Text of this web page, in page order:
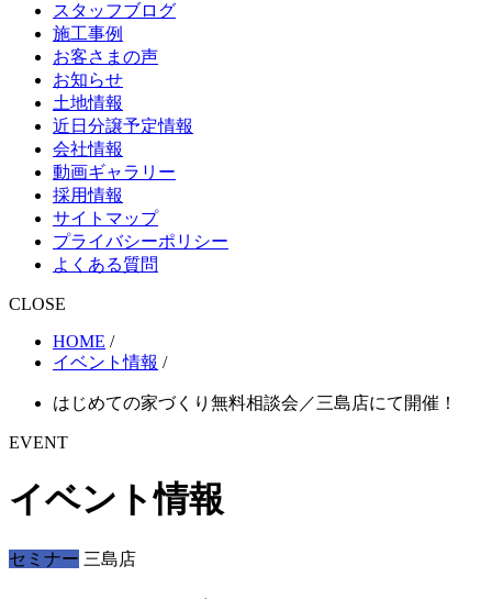
スタッフブログ
施工事例
お客さまの声
お知らせ
土地情報
近日分譲予定情報
会社情報
動画ギャラリー
採用情報
サイトマップ
プライバシーポリシー
よくある質問
CLOSE
HOME /
イベント情報 /
はじめての家づくり無料相談会／三島店にて開催！
EVENT
イベント情報
セミナー 三島店